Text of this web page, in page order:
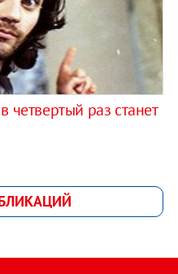
четвертый раз станет